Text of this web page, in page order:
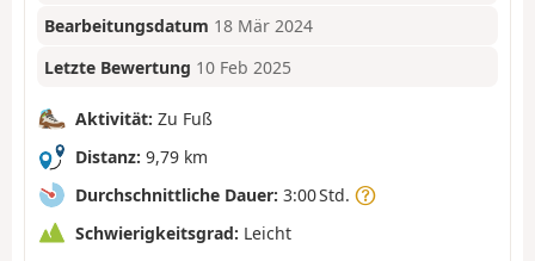
Bearbeitungsdatum 18 Mär 2024
Letzte Bewertung 10 Feb 2025
Aktivität: Zu Fuß
Distanz: 9,79 km
Durchschnittliche Dauer: 3:00 Std.
Schwierigkeitsgrad: Leicht